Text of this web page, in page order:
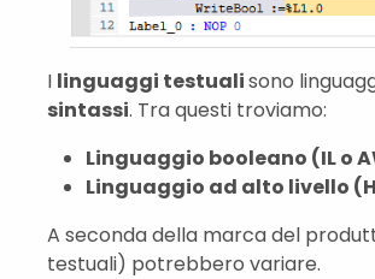
I linguaggi testualisono
sintassi. Tra questi troviamo:
Linguaggio booleano (IL o
Linguaggio ad alto livello
A seconda della marca del
testuali) potrebbero variare.